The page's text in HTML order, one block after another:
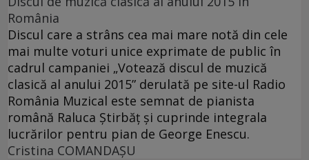
România
Discul care a strâns cea mai mare notă din cele
mai multe voturi unice exprimate de public în
cadrul campaniei „Votează discul de muzică
clasică al anului 2015” derulată pe site-ul Radio
România Muzical este semnat de pianista
română Raluca Ştirbăţ și cuprinde integrala
lucrărilor pentru pian de George Enescu.
Cristina COMANDAŞU